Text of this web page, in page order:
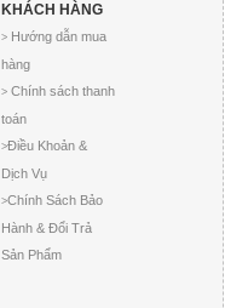
KHÁCH HÀNG
>Hướng dẫn mua
hàng
>Chính sách thanh
toán
>Điều Khoản &
Dịch Vụ
>Chính Sách Bảo
Hành & Đổi Trả
Sản Phẩm